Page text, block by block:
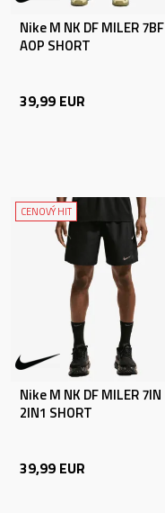
Nike M NK DF MILER 7BF
AOP SHORT
39,99 EUR
CENOVÝ HIT
Nike M NK DF MILER 7IN
2IN1 SHORT
39,99 EUR